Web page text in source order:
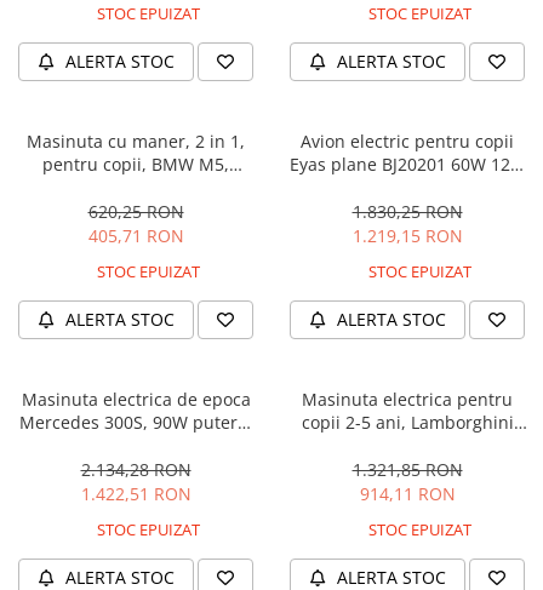
STOC EPUIZAT
ALERTA STOC
STOC EPUIZAT
ALERTA STOC
Masinuta cu maner, 2 in 1,
pentru copii, BMW M5,
620,25 RON
405,71 RON
STOC EPUIZAT
ALERTA STOC
Avion electric pentru copii
Eyas plane BJ20201 60W 12V,
1.830,25 RON
1.219,15 RON
STOC EPUIZAT
ALERTA STOC
Masinuta electrica de epoca
Mercedes 300S, 90W putere,
2.134,28 RON
1.422,51 RON
STOC EPUIZAT
ALERTA STOC
Masinuta electrica pentru
copii 2-5 ani, Lamborghini
12V, galbena
1.321,85 RON
914,11 RON
STOC EPUIZAT
ALERTA STOC